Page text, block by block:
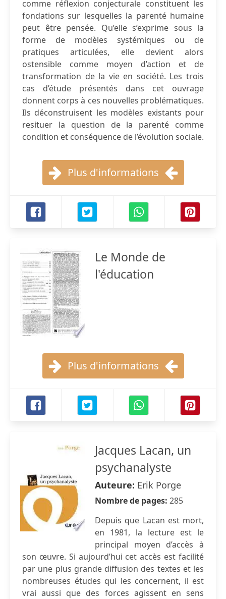
comme réflexion conjecturale constituent les
fondations sur lesquelles la parenté humaine
peut être pensée. Qu’elle s’exprime sous la
forme de modèles systémiques ou de
pratiques articulées, elle devient alors
ostensible comme moyen d’action et de
transformation de la vie en société. Les trois
cas d’étude présentés dans cet ouvrage
donnent corps à ces nouvelles problématiques.
Ils déconstruisent les modèles existants pour
resituer la question de la parenté comme
condition et conséquence de l’évolution sociale.
Plus d'informations
Le Monde de
l'éducation
Plus d'informations
Jacques Lacan, un
psychanalyste
Auteure: Erik Porge
Nombre de pages: 285
Depuis que Lacan est mort,
en 1981, la lecture est le
principal moyen d’accès à
son œuvre. Si aujourd’hui cet accès est facilité
par une plus grande diffusion des textes et les
nombreuses études qui les concernent, il est
vrai aussi que des forces agissent en sens